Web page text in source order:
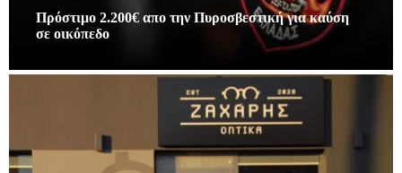
Πρόστιμο 2.200€ απο την Πυροσβεστική για καύση
σε οικόπεδο